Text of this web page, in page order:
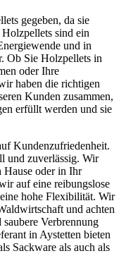
gegeben, da sie
sind ein
und in
Ob Sie Holzpellets in
oder Ihre
haben die richtigen
Kunden zusammen,
erfüllt werden und sie
Kundenzufriedenheit.
und zuverlässig. Wir
Hause oder in Ihr
auf eine reibungslose
hohe Flexibilität. Wir
und achten
Verbrennung
in Aystetten bieten
Sackware als auch als